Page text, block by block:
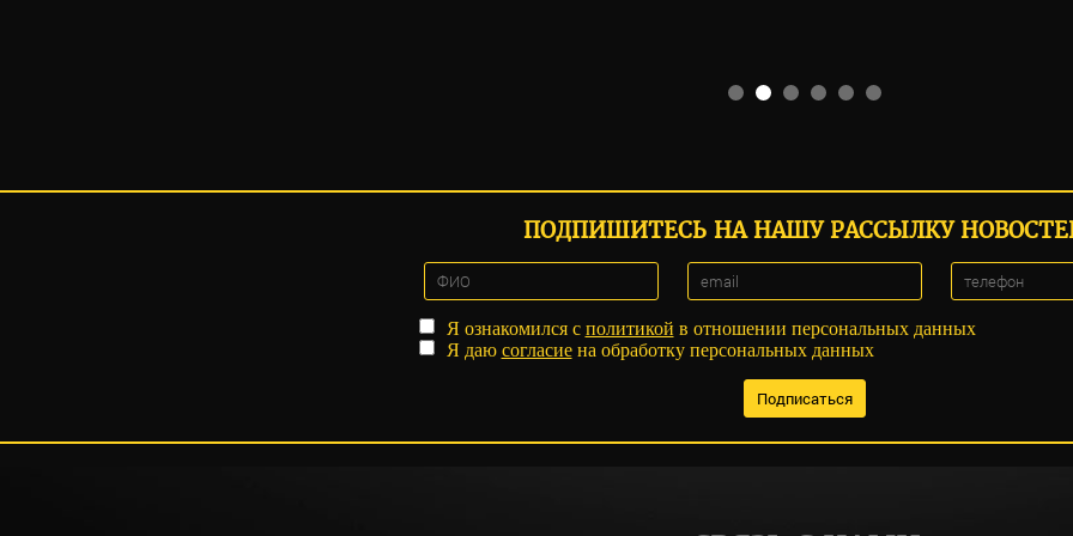
ПОДПИШИТЕСЬ НА НАШУ РАССЫЛКУ
Я ознакомился с политикой в отношении персональных данных
Я даю согласиена обработку персональных данных